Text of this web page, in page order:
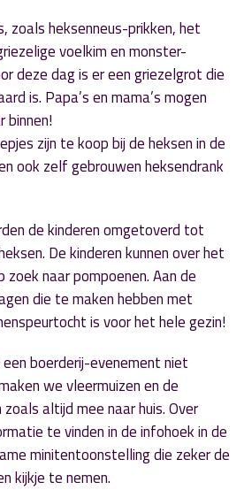
zoals heksenneus-prikken, het
voelkim en monster-
deze dag is er een griezelgrot die
is. Papa’s en mama’s mogen
binnen!
zijn te koop bij de heksen in de
ook zelf gebrouwen heksendrank
de kinderen omgetoverd tot
De kinderen kunnen over het
naar pompoenen. Aan de
die te maken hebben met
is voor het hele gezin!
boerderij-evenement niet
we vleermuizen en de
altijd mee naar huis. Over
te vinden in de infohoek in de
minitentoonstelling die zeker de
kijkje te nemen.